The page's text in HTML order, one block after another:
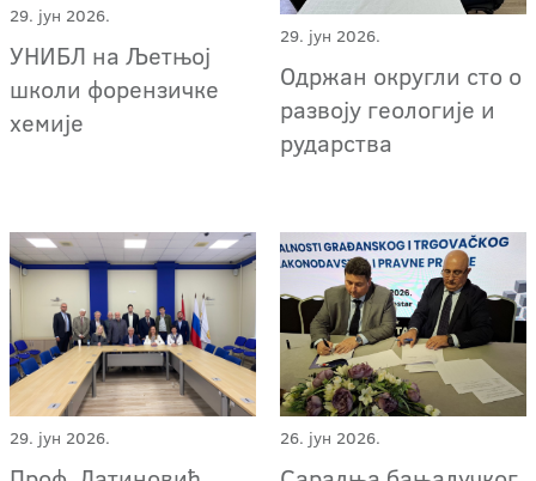
29. јун 2026.
УНИБЛ на Љетњој
школи форензичке
хемије
29. јун 2026.
Одржан округли сто о
развоју геологије и
рударства
29. јун 2026. 26. јун 2026.